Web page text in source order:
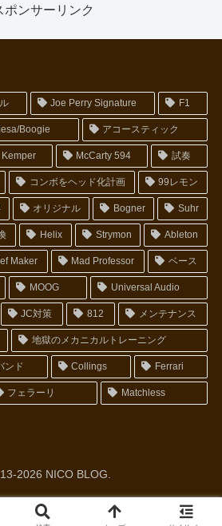
ポンサーリンク
Joe Perry Signature F1
Boogie アコースティック
Kemper McCarty 594 試奏
コンボをヘッド化計画 99レモン
オリジナル Bogner Suhr
Helix Strymon Ableton
Maker Mad Professor ベース
MOOG Universal Audio
JC対策 812 メンテナンス
地獄のメカニカルトレーニング
ンド Collings Ferrari
フェラーリ Matchless
2026 NICO BLOG.